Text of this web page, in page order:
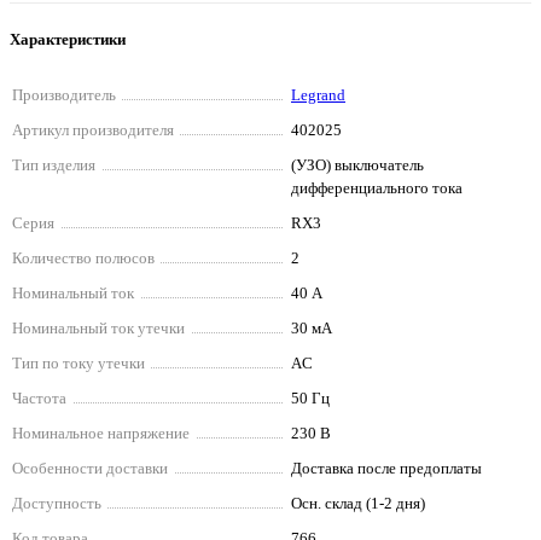
Характеристики
Производитель
Legrand
Артикул производителя
402025
Тип изделия
(УЗО) выключатель
дифференциального тока
Серия
RX3
Количество полюсов
2
Номинальный ток
40 А
Номинальный ток утечки
30 мА
Тип по току утечки
AC
Частота
50 Гц
Номинальное напряжение
230 В
Особенности доставки
Доставка после предоплаты
Доступность
Осн. склад (1-2 дня)